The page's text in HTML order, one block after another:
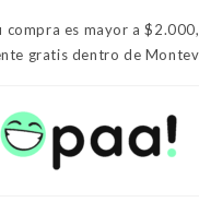
compra es mayor a
gratis dentro de